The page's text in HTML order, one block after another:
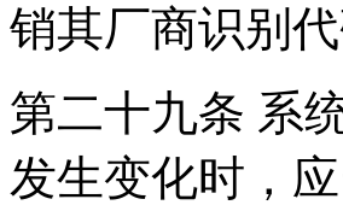
销其厂商识别
第二十九条 系
发生变化时，